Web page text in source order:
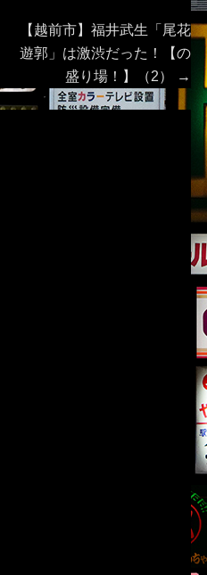
Next
post:
【越前市】福井武生「尾花
遊郭」は激渋だった！【の
盛り場！】（2）
→